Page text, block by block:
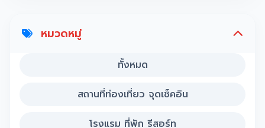
หมวดหมู่
ทั้งหมด
สถานที่ท่องเที่ยว จุดเช็คอิน
โรงแรม ที่พัก รีสอร์ท